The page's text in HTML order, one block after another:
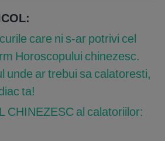
care ni s-ar potrivi cel
Horoscopului chinezesc.
unde ar trebui sa calatoresti,
ta!
CHINEZESC al calatoriilor: